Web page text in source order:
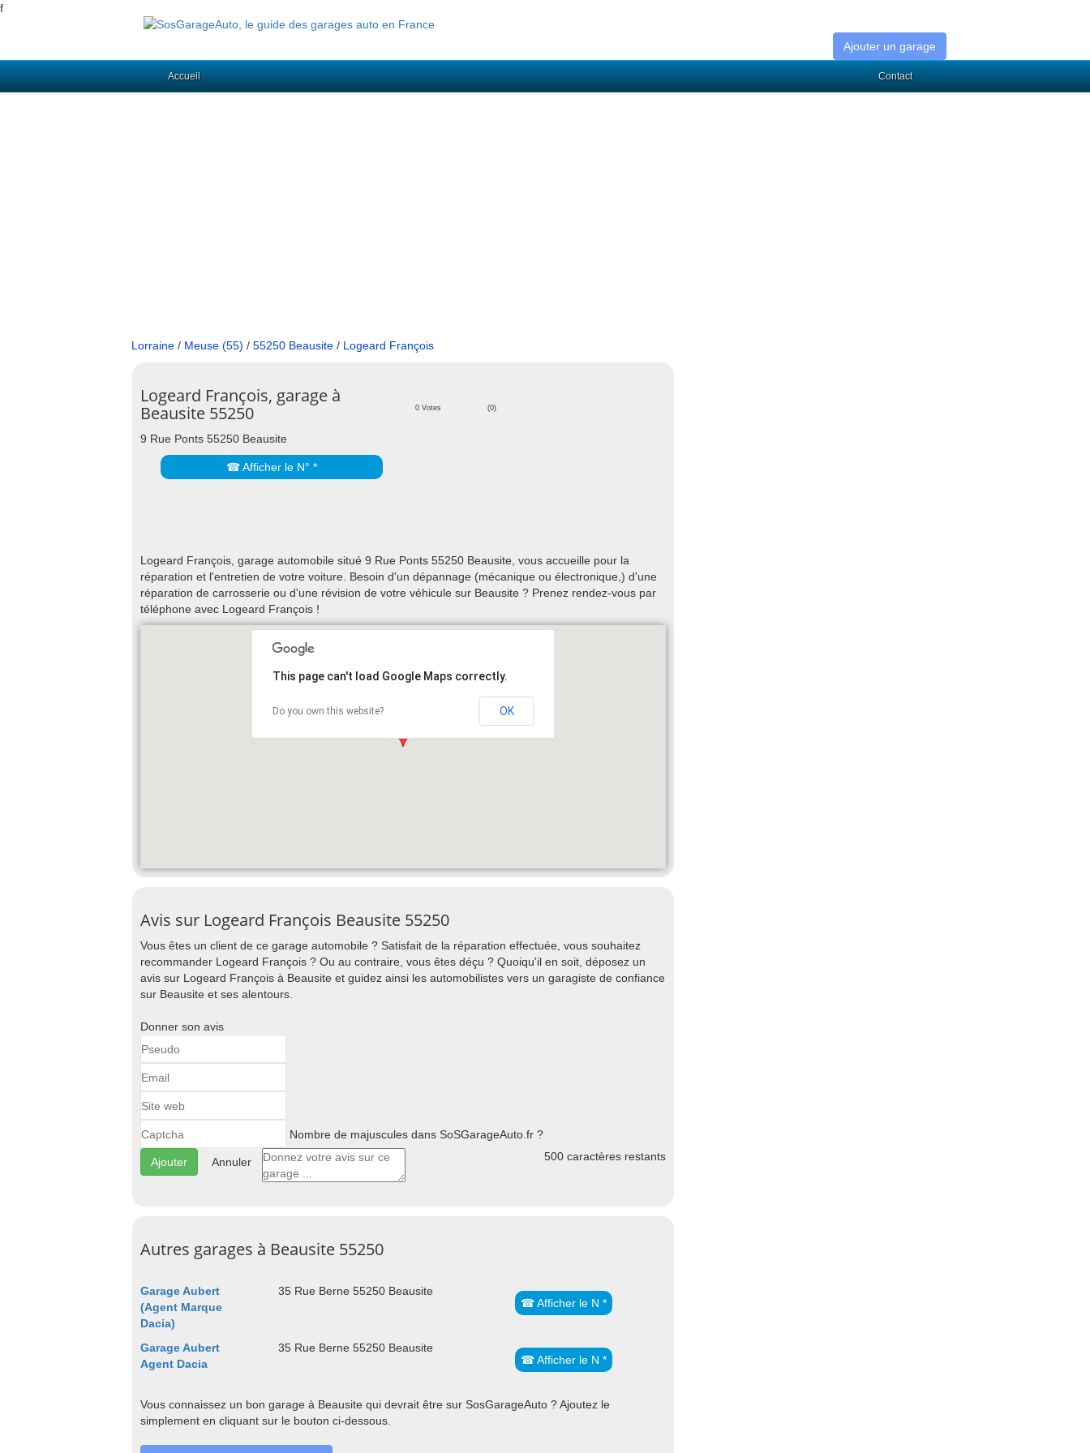
f
Ajouter un garage
Accueil Contact
Lorraine / Meuse (55) / 55250 Beausite / Logeard François
Logeard François, garage à
Beausite 55250
0 Votes (0)
9 Rue Ponts 55250 Beausite
☎ Afficher le N° *
Logeard François, garage automobile situé 9 Rue Ponts 55250 Beausite, vous accueille pour la
réparation et l'entretien de votre voiture. Besoin d'un dépannage (mécanique ou électronique,) d'une
réparation de carrosserie ou d'une révision de votre véhicule sur Beausite ? Prenez rendez-vous par
téléphone avec Logeard François !
This page can't load Google Maps correctly.
Do you own this website? OK
Avis sur Logeard François Beausite 55250
Vous êtes un client de ce garage automobile ? Satisfait de la réparation effectuée, vous souhaitez
recommander Logeard François ? Ou au contraire, vous êtes déçu ? Quoiqu'il en soit, déposez un
avis sur Logeard François à Beausite et guidez ainsi les automobilistes vers un garagiste de confiance
sur Beausite et ses alentours.
Donner son avis
Nombre de majuscules dans SoSGarageAuto.fr ?
Annuler 500 caractères restants
Autres garages à Beausite 55250
Garage Aubert
(Agent Marque
Dacia)
35 Rue Berne 55250 Beausite
☎ Afficher le N *
Garage Aubert
Agent Dacia
35 Rue Berne 55250 Beausite
☎ Afficher le N *
Vous connaissez un bon garage à Beausite qui devrait être sur SosGarageAuto ? Ajoutez le
simplement en cliquant sur le bouton ci-dessous.